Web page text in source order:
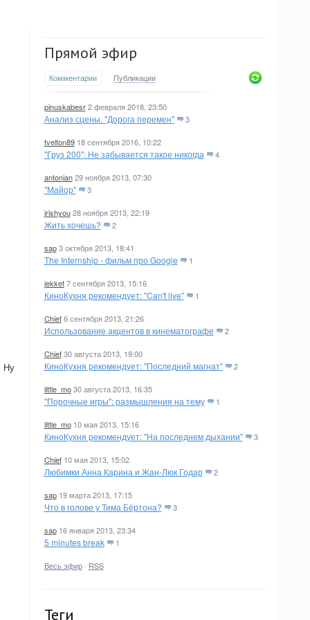
Ну
Прямой эфир
Комментарии Публикации
pinuskabesr 2 февраля 2018, 23:50
Анализ сцены. "Дорога перемен" 3
tvelton89 18 сентября 2016, 10:22
"Груз 200": Не забывается такое никогда 4
antonian 29 ноября 2013, 07:30
"Майор" 3
irishyou 28 ноября 2013, 22:19
Жить хочешь? 2
sap 3 октября 2013, 18:41
The Internship - фильм про Google 1
jekket 7 сентября 2013, 15:16
КиноКухня рекомендует: "Can't live" 1
Chief 6 сентября 2013, 21:26
Использование акцентов в кинематографе 2
Chief 30 августа 2013, 19:00
КиноКухня рекомендует: "Последний магнат" 2
little_mo 30 августа 2013, 16:35
"Порочные игры": размышления на тему 1
little_mo 10 мая 2013, 15:16
КиноКухня рекомендует: "На последнем дыхании" 3
Chief 10 мая 2013, 15:02
Любимки Анна Карина и Жан-Люк Годар 2
sap 19 марта 2013, 17:15
Что в голове у Тима Бёртона? 3
sap 16 января 2013, 23:34
5 minutes break 1
Весь эфир· RSS
Теги